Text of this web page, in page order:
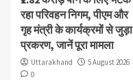
रहा परिवहन निगम, पीएम और
गृह मंत्री के कार्यक्रमों से जुड़ा
प्रकरण, जानें पूरा मामला
Uttarakhand
5 August 2026
0